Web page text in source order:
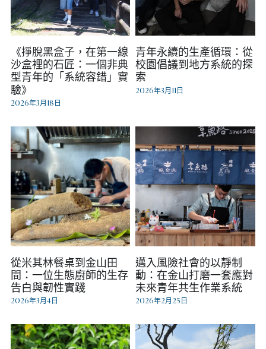
《掙脫黑盒子，在第一線
沙盒裡的石匠：一個非典
型青年的「系統容錯」實
驗》
2026年3月18日
青年永續的生產循環：從
校園倡議到地方系統的探
索
2026年3月11日
從米其林餐桌到金山田
間：一位生態廚師的生存
告白與韌性實踐
2026年3月4日
邁入風險社會的以靜制
動：在金山打磨一套應對
未來青年共生作業系統
2026年2月25日